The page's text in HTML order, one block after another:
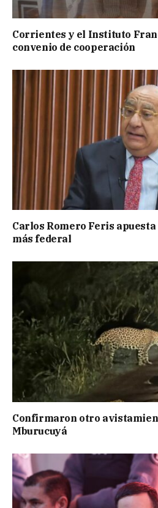
Corrientes y el Instituto
convenio de cooperación
Carlos Romero Feris apuesta
más federal
Confirmaron otro
Mburucuyá